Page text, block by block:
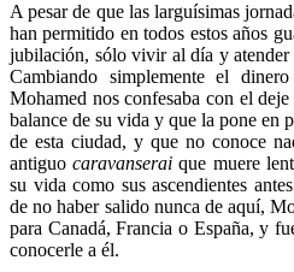
A pesar de que las larguísimas
han permitido en todos estos años
jubilación, sólo vivir al día y atender
Cambiando simplemente el
Mohamed nos confesaba con el
balance de su vida y que la pone en
de esta ciudad, y que no conoce
antiguocaravanserai que muere
su vida como sus ascendientes
de no haber salido nunca de aquí,
para Canadá, Francia o España, y
conocerle a él.